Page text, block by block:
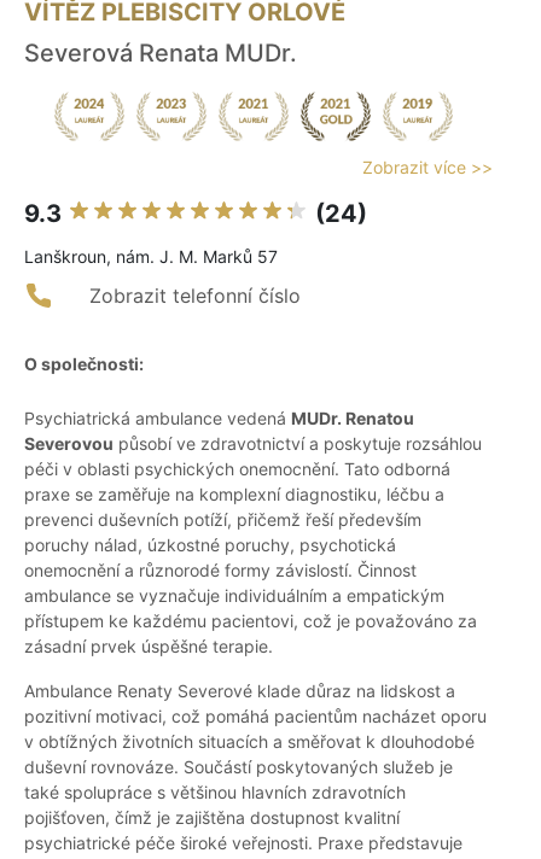
VÍTĚZ PLEBISCITY ORLOVÉ
Severová Renata MUDr.
Zobrazit více >>
9.3 (24)
Lanškroun, nám. J. M. Marků 57
Zobrazit telefonní číslo
O společnosti:
Psychiatrická ambulance vedená MUDr. Renatou
Severovou působí ve zdravotnictví a poskytuje rozsáhlou
péči v oblasti psychických onemocnění. Tato odborná
praxe se zaměřuje na komplexní diagnostiku, léčbu a
prevenci duševních potíží, přičemž řeší především
poruchy nálad, úzkostné poruchy, psychotická
onemocnění a různorodé formy závislostí. Činnost
ambulance se vyznačuje individuálním a empatickým
přístupem ke každému pacientovi, což je považováno za
zásadní prvek úspěšné terapie.
Ambulance Renaty Severové klade důraz na lidskost a
pozitivní motivaci, což pomáhá pacientům nacházet oporu
v obtížných životních situacích a směřovat k dlouhodobé
duševní rovnováze. Součástí poskytovaných služeb je
také spolupráce s většinou hlavních zdravotních
pojišťoven, čímž je zajištěna dostupnost kvalitní
psychiatrické péče široké veřejnosti. Praxe představuje